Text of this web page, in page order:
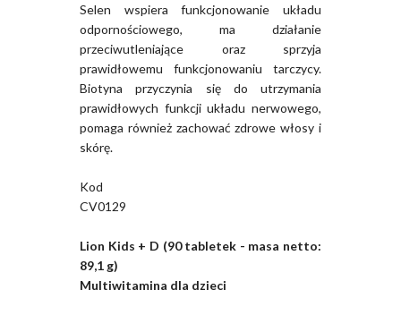
Selen wspiera funkcjonowanie układu
odpornościowego, ma działanie
przeciwutleniające oraz sprzyja
prawidłowemu funkcjonowaniu tarczycy.
Biotyna przyczynia się do utrzymania
prawidłowych funkcji układu nerwowego,
pomaga również zachować zdrowe włosy i
skórę.
Kod
CV0129
Lion Kids + D (90 tabletek - masa netto:
89,1 g)
Multiwitamina dla dzieci